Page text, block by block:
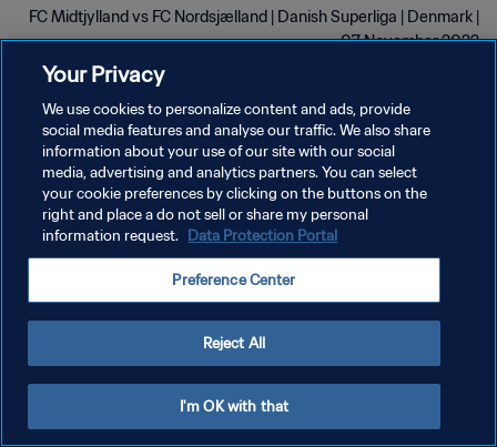
FC Midtjylland vs FC Nordsjælland | Danish Superliga | Denmark |
07 November 2022
سياسة الخصوصية
إدارة تفضيلات ملفات تعريف الارتباط
Your Privacy
We use cookies to personalize content and ads, provide
social media features and analyse our traffic. We also share
information about your use of our site with our social
media, advertising and analytics partners. You can select
your cookie preferences by clicking on the buttons on the
right and place a do not sell or share my personal
information request. Data Protection Portal
Preference Center
Reject All
I'm OK with that